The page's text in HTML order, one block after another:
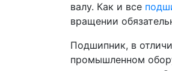
валу. Как и все
вращении
Подшипник, в
промышленном